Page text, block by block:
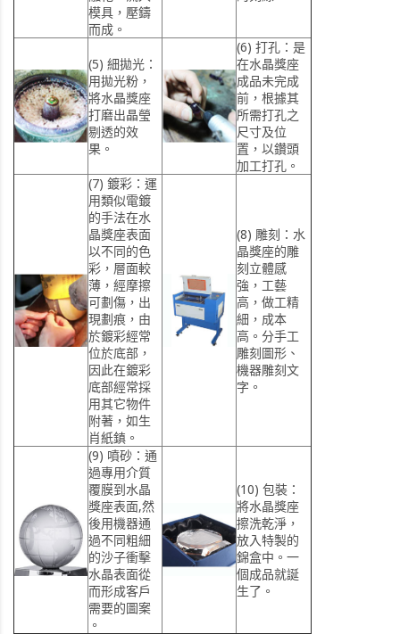
模具，壓鑄
而成。
(5) 細拋光：
用拋光粉，
將水晶獎座
打磨出晶瑩
剔透的效
果。
(6) 打孔： 是
在水晶獎座
成品未完成
前，根據其
所需打孔之
尺寸及位
置，以鑽頭
加工打孔。
(7) 鍍彩： 運
用類似電鍍
的手法在水
晶獎座表面
以不同的色
彩，層面較
薄，經摩擦
可劃傷，出
現劃痕，由
於鍍彩經常
位於底部，
因此在鍍彩
底部經常採
用其它物件
附著，如生
肖紙鎮。
(8) 雕刻： 水
晶獎座的雕
刻立體感
強，工藝
高，做工精
細，成本
高。分手工
雕刻圖形、
機器雕刻文
字。
(9) 噴砂： 通
過專用介質
覆膜到水晶
獎座表面,然
後用機器通
過不同粗細
的沙子衝擊
水晶表面從
而形成客戶
需要的圖案
。
(10) 包裝：
將水晶獎座
擦洗乾淨，
放入特製的
錦盒中。一
個成品就誕
生了。